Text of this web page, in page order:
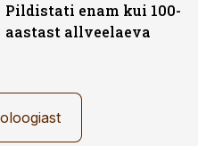
Pildistati enam kui 100-
aastast allveelaeva